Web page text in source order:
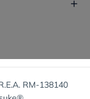
RM-138140